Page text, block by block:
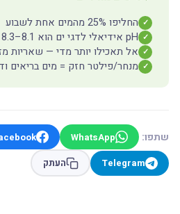
✓ החליפו 25% מהמים אחת לשבוע
✓ pH אידיאלי לדגי ים הוא 8.1–8.3
✓ אל תאכילו יותר מדי — שאריות
✓ מנחר/פילטר חזק = מים בריאים
שתפו: WhatsApp
Telegram
העתק